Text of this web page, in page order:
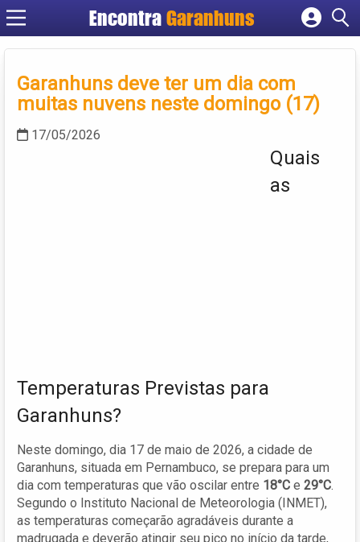
EncontraGaranhuns
Cadastrar empresa
Criar conta
Garanhuns deve ter um dia com
muitas nuvens neste domingo (17)
17/05/2026
Quais
as
Temperaturas Previstas para
Garanhuns?
Neste domingo, dia 17 de maio de 2026, a cidade de
Garanhuns, situada em Pernambuco, se prepara para um
dia com temperaturas que vão oscilar entre 18°C e 29°C.
Segundo o Instituto Nacional de Meteorologia (INMET),
as temperaturas começarão agradáveis durante a
madrugada e deverão atingir seu pico no início da tarde,